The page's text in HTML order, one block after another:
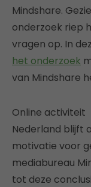
Mindshare.
onderzoek riep
vragen op. In
het onderzoek
van Mindshare
Online activiteit
Nederland blijft
motivatie voor
mediabureau
tot deze